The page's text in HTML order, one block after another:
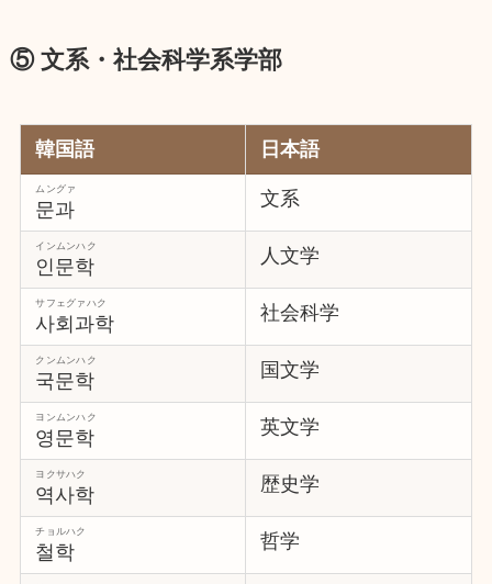
⑤ 文系・社会科学系学部
韓国語 日本語
문과
ムングァ 文系
인문학
インムンハク 人文学
사회과학
サフェグァハク 社会科学
국문학
クンムンハク 国文学
영문학
ヨンムンハク 英文学
역사학
ヨクサハク 歴史学
철학
チョルハク 哲学